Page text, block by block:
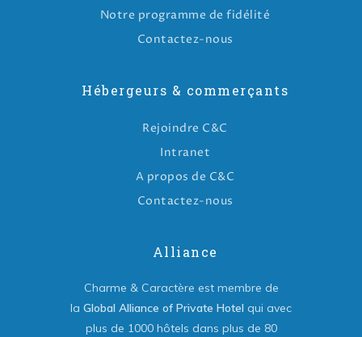
Notre programme de fidélité
Contactez-nous
Hébergeurs & commerçants
Rejoindre C&C
Intranet
A propos de C&C
Contactez-nous
Alliance
Charme & Caractère est membre de
la Global Alliance of Private Hotel qui avec
plus de 1000 hôtels dans plus de 80